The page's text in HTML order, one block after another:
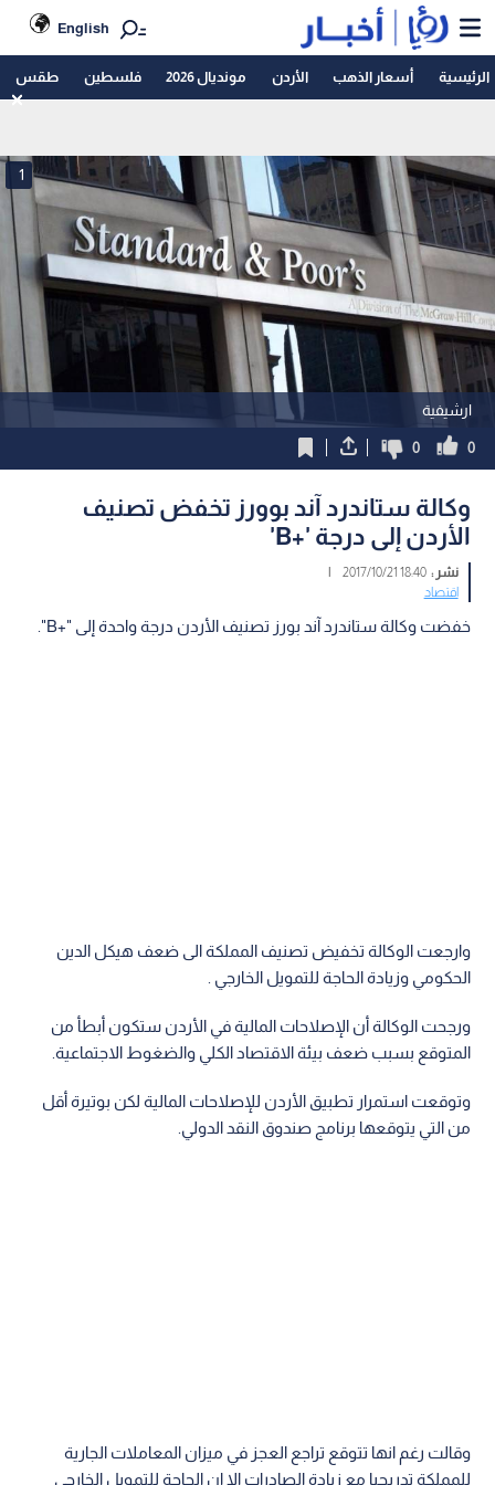
English
الرئيسية أسعار الذهب الأردن مونديال 2026 فلسطين طقس
ارشيفية
1
0
0
وكالة ستاندرد آند بوورز تخفض تصنيف
الأردن إلى درجة '+B'
نشر :18:40 2017/10/21
|
اقتصاد
خفضت وكالة ستاندرد آند بورز تصنيف الأردن درجة واحدة إلى "+B".
وارجعت الوكالة تخفيض تصنيف المملكة الى ضعف هيكل الدين
الحكومي وزيادة الحاجة للتمويل الخارجي .
ورجحت الوكالة أن الإصلاحات المالية في الأردن ستكون أبطأ من
المتوقع بسبب ضعف بيئة الاقتصاد الكلي والضغوط الاجتماعية.
وتوقعت استمرار تطبيق الأردن للإصلاحات المالية لكن بوتيرة أقل
من التي يتوقعها برنامج صندوق النقد الدولي.
وقالت رغم انها تتوقع تراجع العجز في ميزان المعاملات الجارية
للمملكة تدريجيا مع زيادة الصادرات الا ان الحاجة للتمويل الخارجي